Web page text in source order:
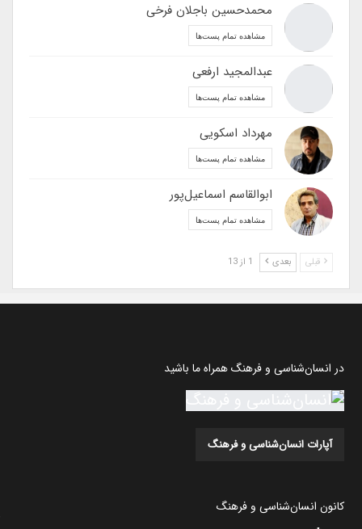
محمدحسین باجلان فرخی
مشاهده تمام پست‌ها
عبدالمجید ارفعی
مشاهده تمام پست‌ها
مهرداد اسکویی
مشاهده تمام پست‌ها
ابوالقاسم اسماعیل‌پور
مشاهده تمام پست‌ها
قبلی بعدی
در انسان‌شناسی و فرهنگ همراه ما باشید
آپارات انسان‌شناسی و فرهنگ
کانون انسان‌شناسی و فرهنگ